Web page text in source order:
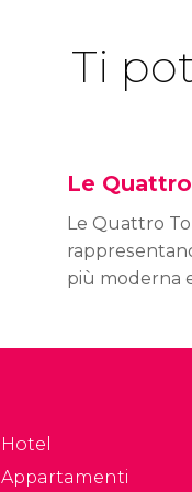
Ti
Le
Le Quattro
più moderna
Hotel
Appartamenti